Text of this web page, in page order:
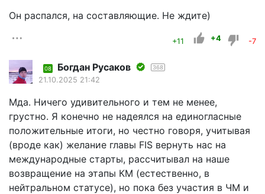
Он распался, на составляющие. Не ждите)
+11 +4 -7
08 Богдан Русаков 368
21.10.2025 21:42
Мда. Ничего удивительного и тем не менее,
грустно. Я конечно не надеялся на единогласные
положительные итоги, но честно говоря, учитывая
(вроде как) желание главы FIS вернуть нас на
международные старты, рассчитывал на наше
возвращение на этапы КМ (естественно, в
нейтральном статусе), но пока без участия в ЧМ и